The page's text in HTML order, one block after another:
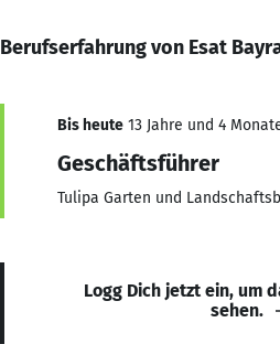
Berufserfahrung von Esat
Bis heute 13 Jahre und 4
Geschäftsführer
Tulipa Garten und
Logg Dich jetzt ein, um
sehen.